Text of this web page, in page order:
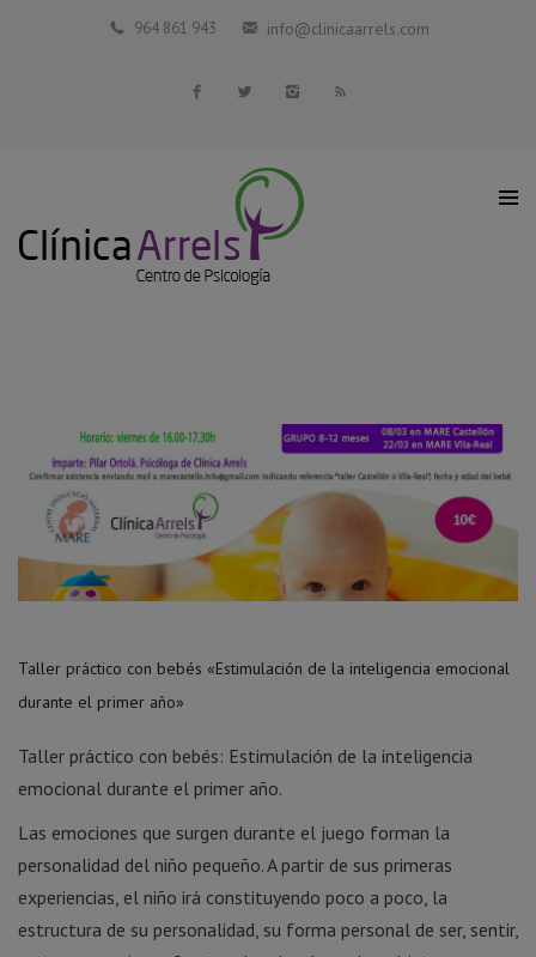
Blog
964 861 943 info@clinicaarrels.com
Taller práctico con bebés «Estimulación de la inteligencia emocional
durante el primer año»
Taller práctico con bebés: Estimulación de la inteligencia
emocional durante el primer año.
Las emociones que surgen durante el juego forman la
personalidad del niño pequeño. A partir de sus primeras
experiencias, el niño irá constituyendo poco a poco, la
estructura de su personalidad, su forma personal de ser, sentir,